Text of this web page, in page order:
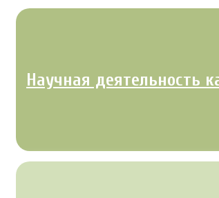
Научная деятельность